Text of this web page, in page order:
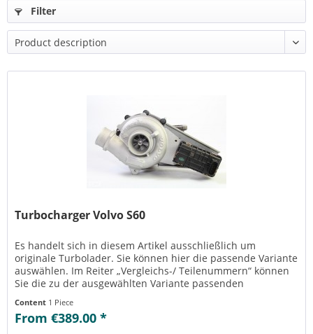
Filter
Turbocharger Volvo S60
Es handelt sich in diesem Artikel ausschließlich um
originale Turbolader. Sie können hier die passende Variante
auswählen. Im Reiter „Vergleichs-/ Teilenummern“ können
Sie die zu der ausgewählten Variante passenden
Content 1 Piece
From €389.00 *